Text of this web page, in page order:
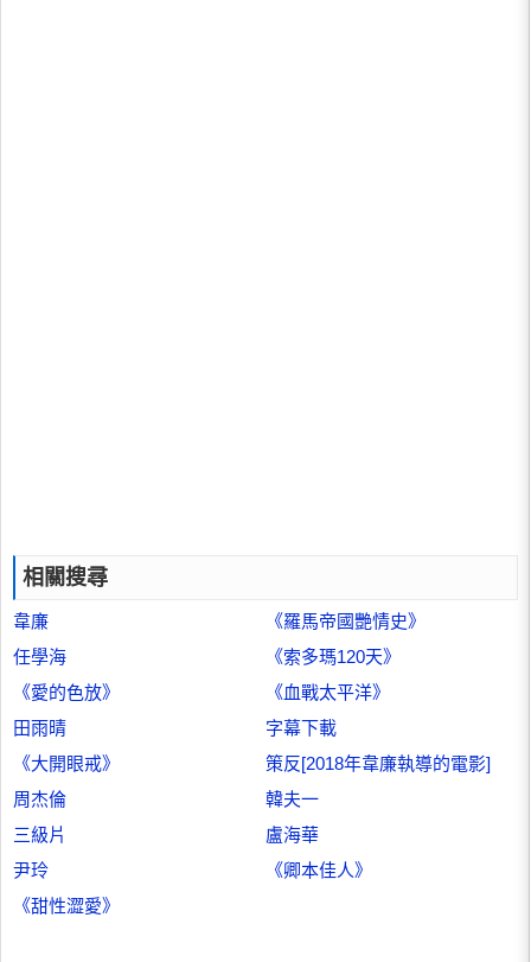
相關搜尋
韋廉
《羅馬帝國艷情史》
任學海
《索多瑪120天》
《愛的色放》
《血戰太平洋》
田雨晴
字幕下載
《大開眼戒》
策反[2018年韋廉執導的電影]
周杰倫
韓夫一
三級片
盧海華
尹玲
《卿本佳人》
《甜性澀愛》